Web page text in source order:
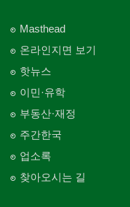
Masthead
온라인지면 보기
핫뉴스
이민·유학
부동산·재정
주간한국
업소록
찾아오시는 길